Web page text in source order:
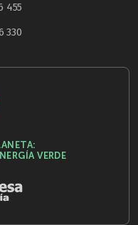
455
330
VERDE